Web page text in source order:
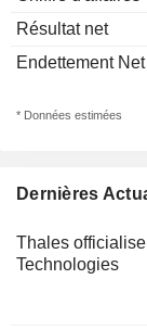
Dernières
Thales
Technologies
Résultat net
Endettement Net
* Données estimées